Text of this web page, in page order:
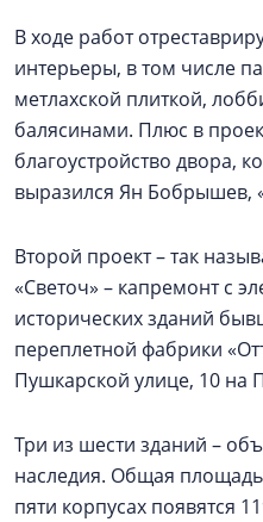
В ходе работ
интерьеры, в том числе
метлахской плиткой,
балясинами. Плюс в
благоустройство двора,
выразился Ян Бобрышев,
Второй проект – так
«Светоч» – капремонт с
исторических зданий
переплетной фабрики
Пушкарской улице, 10 на
Три из шести зданий –
наследия. Общая площадь
пяти корпусах появятся